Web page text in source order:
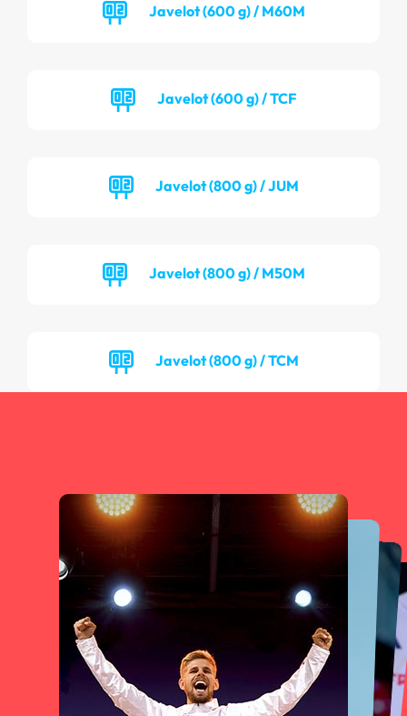
Javelot (600 g) / M60M
Javelot (600 g) / TCF
Javelot (800 g) / JUM
Javelot (800 g) / M50M
Javelot (800 g) / TCM